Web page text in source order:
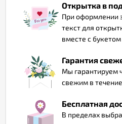
Открытка в
При оформлении
текст для
вместе с букетом
Гарантия
Мы гарантируем
свежим в
Бесплатная
В пределах